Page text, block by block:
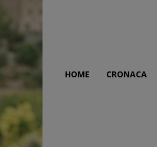
HOME CRONACA